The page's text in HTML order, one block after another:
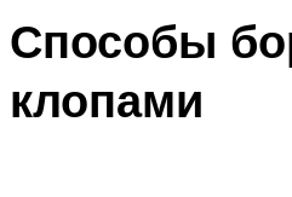
Способы
клопами